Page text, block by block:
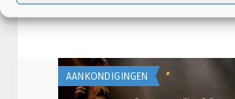
Concertaankondigingen·Dubioza Kolektiv
AANKONDIGINGEN